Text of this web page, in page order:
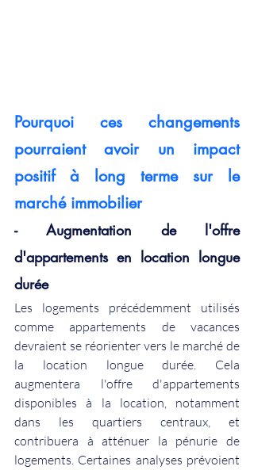
Pourquoi ces changements
pourraient avoir un impact
positif à long terme sur le
marché immobilier
- Augmentation de l'offre
d'appartements en location longue
durée
Les logements précédemment utilisés
comme appartements de vacances
devraient se réorienter vers le marché de
la location longue durée. Cela
augmentera l'offre d'appartements
disponibles à la location, notamment
dans les quartiers centraux, et
contribuera à atténuer la pénurie de
logements. Certaines analyses prévoient